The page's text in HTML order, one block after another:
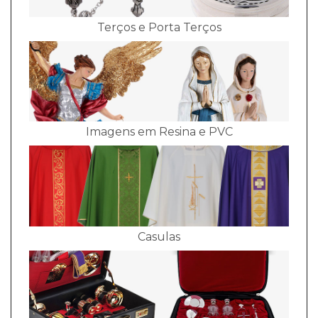
Terços e Porta Terços
Imagens em Resina e PVC
Casulas